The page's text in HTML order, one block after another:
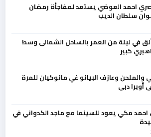
احمد العوضي يستعد لمفاجأة رمضان
سلطان الديب
في ليلة من العمر بالساحل الشمالى وسط
كبير
وعازف البيانو غي مانوكيان للمرة
أوبرا دبي
احمد مكي يعود للسينما مع ماجد الكدواني في